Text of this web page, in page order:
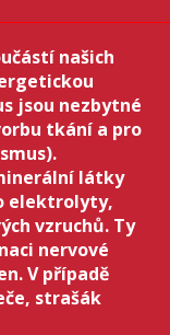
našich
jsou nezbytné
tkání a pro
látky
elektrolyty,
vzruchů. Ty
nervové
V případě
strašák